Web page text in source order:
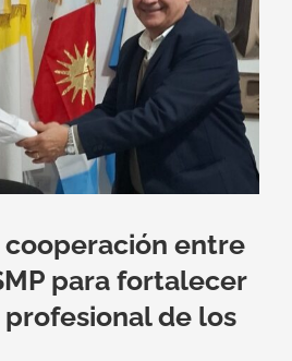
cooperación entre
para fortalecer
de los